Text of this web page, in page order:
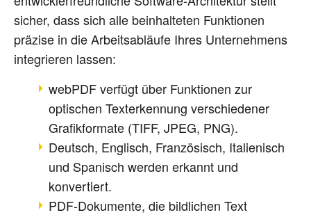
sicher, dass sich alle beinhalteten Funktionen
präzise in die Arbeitsabläufe Ihres Unternehmens
integrieren lassen:
webPDF verfügt über Funktionen zur
optischen Texterkennung verschiedener
Grafikformate (TIFF, JPEG, PNG).
Deutsch, Englisch, Französisch, Italienisch
und Spanisch werden erkannt und
konvertiert.
PDF-Dokumente, die bildlichen Text